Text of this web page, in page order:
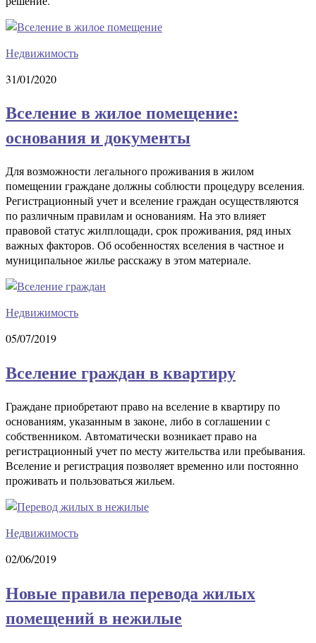
Недвижимость
31/01/2020
Вселение в жилое помещение:
основания и документы
Для возможности легального проживания в жилом
помещении граждане должны соблюсти процедуру вселения.
Регистрационный учет и вселение граждан осуществляются
по различным правилам и основаниям. На это влияет
правовой статус жилплощади, срок проживания, ряд иных
важных факторов. Об особенностях вселения в частное и
муниципальное жилье расскажу в этом материале.
Недвижимость
05/07/2019
Вселение граждан в квартиру
Граждане приобретают право на вселение в квартиру по
основаниям, указанным в законе, либо в соглашении с
собственником. Автоматически возникает право на
регистрационный учет по месту жительства или пребывания.
Вселение и регистрация позволяет временно или постоянно
проживать и пользоваться жильем.
Недвижимость
02/06/2019
Новые правила перевода жилых
помещений в нежилые